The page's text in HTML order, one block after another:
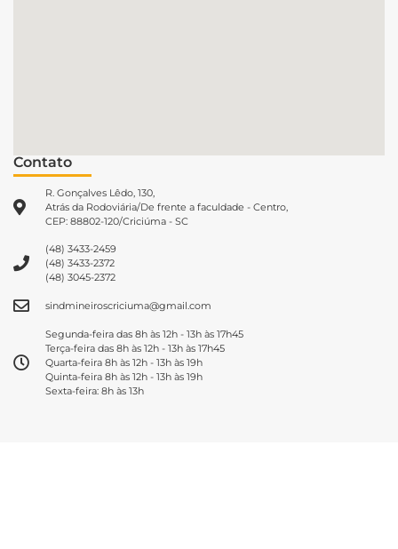
Contato
R. Gonçalves Lêdo, 130,
Atrás da Rodoviária/De frente a faculdade - Centro,
CEP: 88802-120/Criciúma - SC
(48) 3433-2459
(48) 3433-2372
(48) 3045-2372
sindmineiroscriciuma@gmail.com
Segunda-feira das 8h às 12h - 13h às 17h45
Terça-feira das 8h às 12h - 13h às 17h45
Quarta-feira 8h às 12h - 13h às 19h
Quinta-feira 8h às 12h - 13h às 19h
Sexta-feira: 8h às 13h